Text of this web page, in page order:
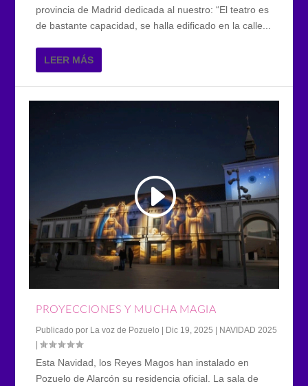
provincia de Madrid dedicada al nuestro: “El teatro es
de bastante capacidad, se halla edificado en la calle...
LEER MÁS
PROYECCIONES Y MUCHA MAGIA
Publicado por La voz de Pozuelo | Dic 19, 2025 | NAVIDAD 2025
|
Esta Navidad, los Reyes Magos han instalado en
Pozuelo de Alarcón su residencia oficial. La sala de